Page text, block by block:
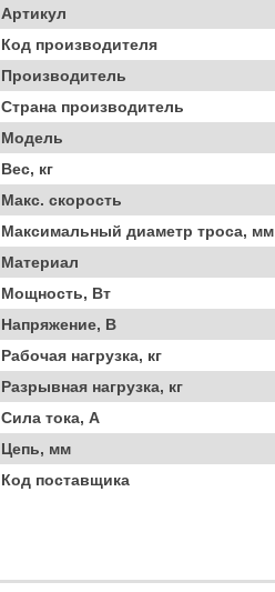
Артикул
Код производителя
Производитель
Страна производитель
Модель
Вес, кг
Макс. скорость
Максимальный диаметр троса, мм
Материал
Мощность, Вт
Напряжение, В
Рабочая нагрузка, кг
Разрывная нагрузка, кг
Сила тока, А
Цепь, мм
Код поставщика